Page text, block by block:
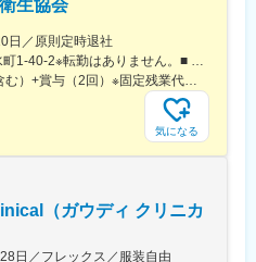
ます。ビジネスマナーやPCスキル
、PC慣れしていない方も安心してご
ちまでサポートその後も定期的なフ
を高める継続研修、階層別研修など
す。
る施設をお任せする予定です。
制を導入しており、社員自身が業務
業、就業時間を決めることができま
生協会
日／原則定時退社
大阪本社／大阪府吹田市垂水町1-40-2※転勤はありません。■ アクセス阪急電鉄千里線「豊津駅」より徒歩9分大阪メトロ御堂筋線「江坂駅」より徒歩12分※受動喫煙対策実施
月給24万円～（固定残業代含む）+賞与（2回）※固定残業代は、時間外労働の有無に関わらず25時間・月3万8600円～支給上記を超える時間外労働分は追加で支給※年齢・経験・保有資格を考慮のうえ決定します
気になる
（ガウディ クリニカ
日／フレックス／服装自由